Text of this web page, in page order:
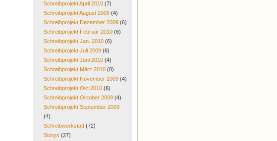
Schreibprojekt April 2010(7)
Schreibprojekt August 2009(4)
Schreibprojekt Dezember 2009(6)
Schreibprojekt Februar 2010(6)
Schreibprojekt Jan. 2010(6)
Schreibprojekt Juli 2009(6)
Schreibprojekt Juni 2010(4)
Schreibprojekt März 2010(8)
Schreibprojekt November 2009(4)
Schreibprojekt Okt.2010(6)
Schreibprojekt Oktober 2009(4)
Schreibprojekt September 2009
(4)
Schreibwerkstatt(72)
Storys (27)